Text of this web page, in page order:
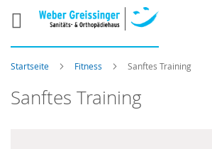
Startseite Fitness Sanftes Training
Sanftes Training